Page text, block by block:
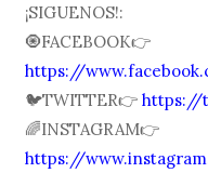
¡SIGUENOS!:
🧿FACEBOOK👉
https://
🐦TWITTER👉https://
🌈INSTAGRAM👉
https://